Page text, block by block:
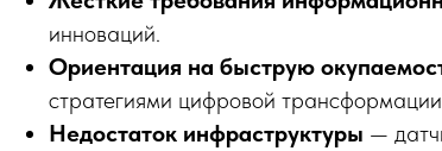
инноваций.
Ориентация на быструю
стратегиями цифровой
Недостаток инфраструктуры —